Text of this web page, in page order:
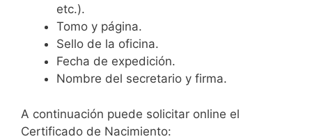
etc.).
Tomo y página.
Sello de la oficina.
Fecha de expedición.
Nombre del secretario y firma.
A continuación puede solicitar online el
Certificado de Nacimiento: